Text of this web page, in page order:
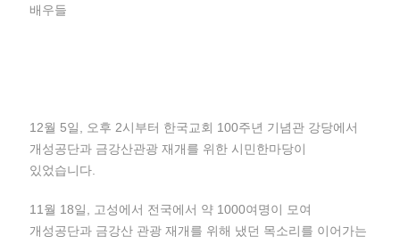
배우들
12월 5일, 오후 2시부터 한국교회 100주년 기념관 강당에서
개성공단과 금강산관광 재개를 위한 시민한마당이
있었습니다.
11월 18일, 고성에서 전국에서 약 1000여명이 모여
개성공단과 금강산 관광 재개를 위해 냈던 목소리를 이어가는